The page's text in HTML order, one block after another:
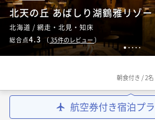
1 2345
北天の丘 あばしり湖鶴雅リゾ
北海道 / 網走・北見・知床
総合点4.3 （ 35件のレビュー ）
朝食付き /2名
航空券付き宿泊プ